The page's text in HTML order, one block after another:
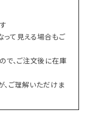
て見える場合もご
で、ご注文後に在庫
ご理解いただけま